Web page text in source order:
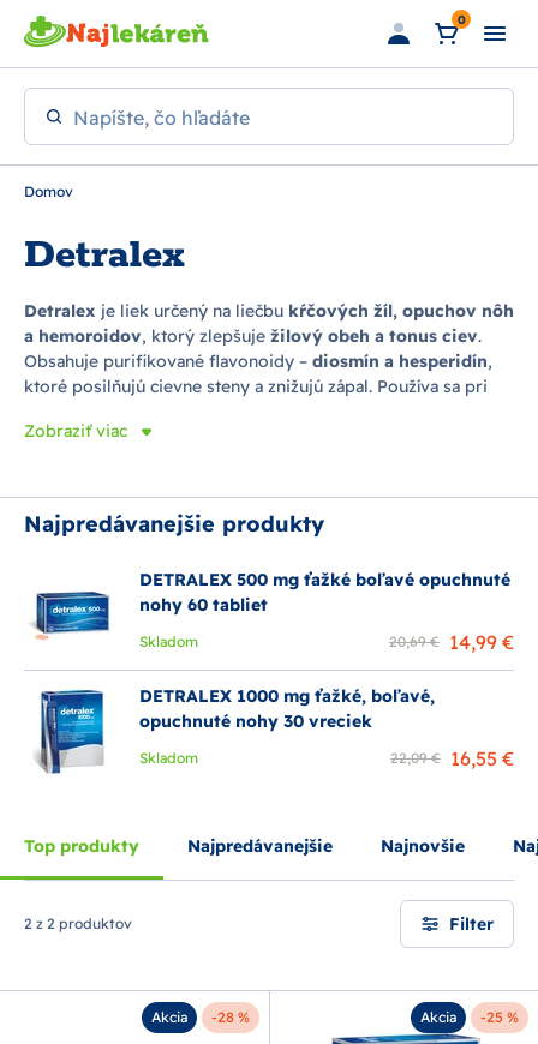
Preskočiť na hlavný obsah 0
Napíšte, čo hľadáte
Domov
Detralex
Detralex je liek určený na liečbu kŕčových žíl, opuchov nôh
a hemoroidov, ktorý zlepšuje žilový obeh a tonus ciev.
Obsahuje purifikované flavonoidy – diosmín a hesperidín,
ktoré posilňujú cievne steny a znižujú zápal. Používa sa pri
kŕčovaní.Detralex 500 mg a 1000 mg
Zákazníci často vyhľadávajú výrazy ako
„tablety na opuchy nôh“alebo„Detralex na hemoroidy“
sa dlhodobo, najmä pri chronických žilových ochoreniach.
Účinok sa prejavuje už po niekoľkých dňoch užívania.
Detralex je spoľahlivá voľba pre zdravé žily a lepší krvný
Zobraziť viac
Najpredávanejšie produkty
DETRALEX 500 mg ťažké boľavé opuchnuté
nohy 60 tabliet
Skladom 20,69 € 14,99 €
DETRALEX 1000 mg ťažké, boľavé,
opuchnuté nohy 30 vreciek
Skladom 22,09 € 16,55 €
Top produkty Najpredávanejšie Najnovšie
2 z 2 produktov Filter
Akcia -28 % Akcia -25 %